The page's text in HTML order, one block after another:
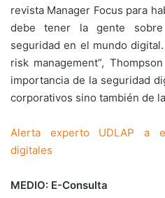
revista Manager Focus para
debe tener la gente
seguridad en el mundo
risk management”,
importancia de la seguridad
corporativos sino también de
Alerta experto UDLAP a
digitales
MEDIO: E-Consulta